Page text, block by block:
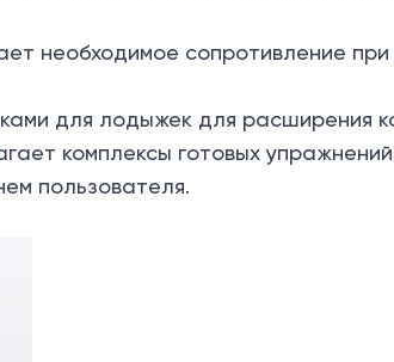
необходимое сопротивление
для лодыжек для расширения
комплексы готовых
пользователя.